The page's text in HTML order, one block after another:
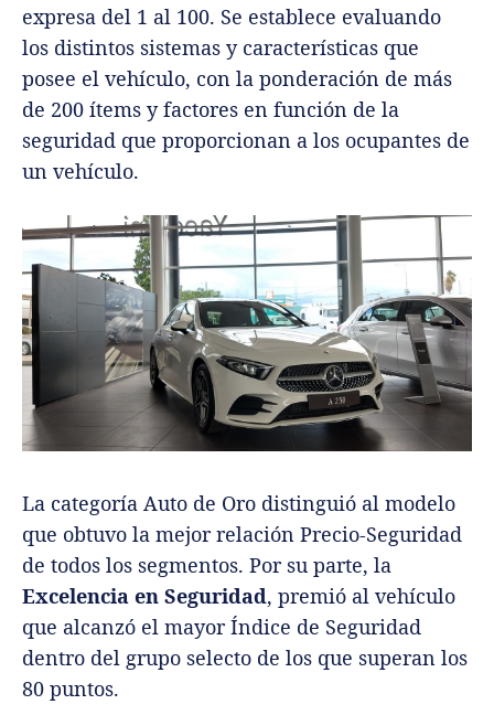
expresa del 1 al 100. Se establece evaluando
los distintos sistemas y características que
posee el vehículo, con la ponderación de más
de 200 ítems y factores en función de la
seguridad que proporcionan a los ocupantes de
un vehículo.
La categoría Auto de Oro distinguió al modelo
que obtuvo la mejor relación Precio-Seguridad
de todos los segmentos. Por su parte, la
Excelencia en Seguridad, premió al vehículo
que alcanzó el mayor Índice de Seguridad
dentro del grupo selecto de los que superan los
80 puntos.